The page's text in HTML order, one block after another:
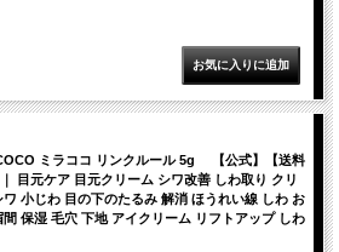
ミラココ リンクルール 5g 【公式】【送料
目元ケア 目元クリーム シワ改善 しわ取り クリ
ワ 小じわ 目の下のたるみ 解消 ほうれい線 しわ お
間 保湿 毛穴 下地 アイクリーム リフトアップ しわ